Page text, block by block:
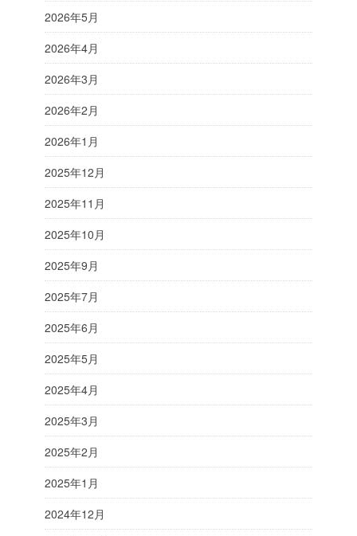
2026年5月
2026年4月
2026年3月
2026年2月
2026年1月
2025年12月
2025年11月
2025年10月
2025年9月
2025年7月
2025年6月
2025年5月
2025年4月
2025年3月
2025年2月
2025年1月
2024年12月